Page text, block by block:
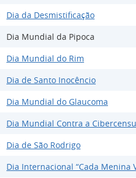
Dia da Desmistificação
Dia Mundial da Pipoca
Dia Mundial do Rim
Dia de Santo Inocêncio
Dia Mundial do Glaucoma
Dia Mundial Contra a
Dia de São Rodrigo
Dia Internacional “Cada Menina